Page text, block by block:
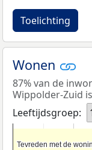
Toelichting
Wonen
87% van de
Wippolder-Zuid
Leeftijdsgroep:
Tevreden met de
Tevreden met de